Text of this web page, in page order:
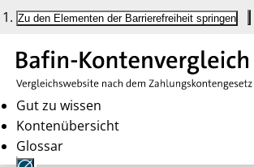
Zu den Elementen der Barrierefreiheit springen
Gut zu wissen
Kontenübersicht
Glossar